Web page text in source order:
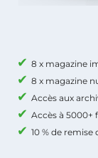
8 x magazine
8 x magazine
Accès aux
Accès à 5000+
10 % de